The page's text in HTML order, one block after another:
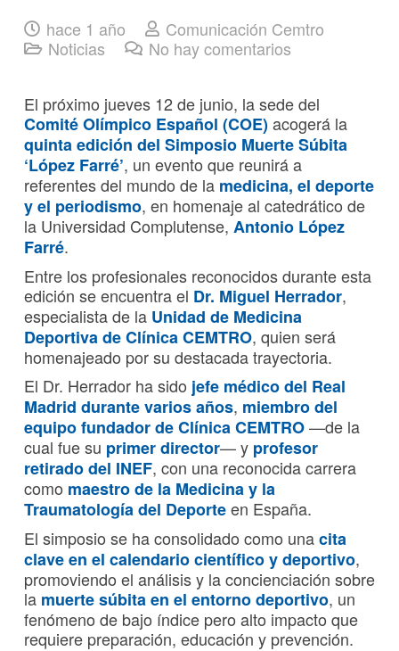
hace 1 año
Comunicación Cemtro
Noticias
No hay comentarios
El próximo jueves 12 de junio, la sede del
Comité Olímpico Español (COE)acogerá la
quinta edición del Simposio Muerte Súbita
‘López Farré’, un evento que reunirá a
referentes del mundo de la medicina, el deporte
y el periodismo, en homenaje al catedrático de
la Universidad Complutense, Antonio López
Farré.
Entre los profesionales reconocidos durante esta
edición se encuentra el Dr. Miguel Herrador,
especialista de la Unidad de Medicina
Deportiva de Clínica CEMTRO, quien será
homenajeado por su destacada trayectoria.
El Dr. Herrador ha sido jefe médico del Real
Madrid durante varios años, miembro del
equipo fundador de Clínica CEMTRO—de la
cual fue su primer director— y profesor
retirado del INEF, con una reconocida carrera
como maestro de la Medicina y la
Traumatología del Deporteen España.
El simposio se ha consolidado como unacita
clave en el calendario científico y deportivo,
promoviendo el análisis y la concienciación sobre
la muerte súbita en el entorno deportivo, un
fenómeno de bajo índice pero alto impacto que
requiere preparación, educación y prevención.